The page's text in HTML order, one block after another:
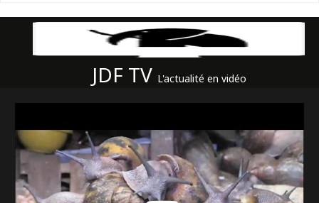
JDF TV L'actualité en vidéo